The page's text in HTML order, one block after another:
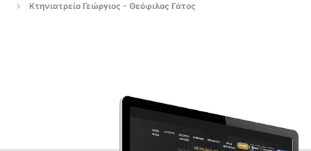
Κτηνιατρείο Γεώργιος - Θεόφιλος Γάτος